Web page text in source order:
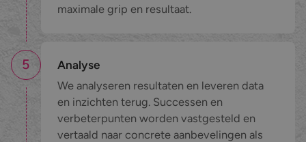
maximale grip en resultaat.
5
Analyse
We analyseren resultaten en leveren data
en inzichten terug. Successen en
verbeterpunten worden vastgesteld en
vertaald naar concrete aanbevelingen als